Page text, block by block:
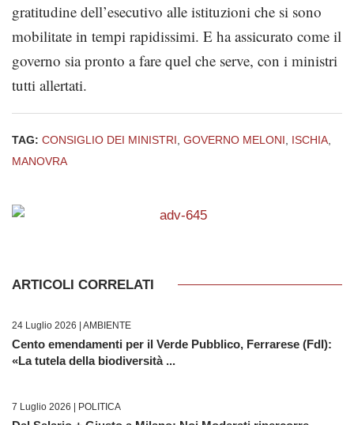
gratitudine dell’esecutivo alle istituzioni che si sono
mobilitate in tempi rapidissimi. E ha assicurato come il
governo sia pronto a fare quel che serve, con i ministri
tutti allertati.
TAG: CONSIGLIO DEI MINISTRI, GOVERNO MELONI, ISCHIA,
MANOVRA
ARTICOLI CORRELATI
24 Luglio 2026 | AMBIENTE
Cento emendamenti per il Verde Pubblico, Ferrarese (FdI):
«La tutela della biodiversità ...
7 Luglio 2026 | POLITICA